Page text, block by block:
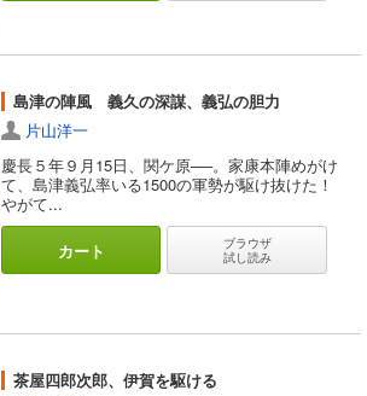
島津の陣風 義久の深謀、義弘の胆力
片山洋一
慶長５年９月15日、関ケ原──。家康本陣めがけ
て、島津義弘率いる1500の軍勢が駆け抜けた！
やがて...
カート
ブラウザ
試し読み
茶屋四郎次郎、伊賀を駆ける